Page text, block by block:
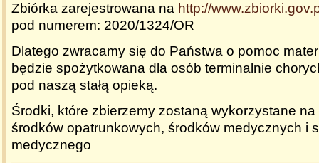
Zbiórka zarejestrowana na http://
pod numerem: 2020/1324/OR
Dlatego zwracamy się do Państwa o pomoc
będzie spożytkowana dla osób terminalnie
pod naszą stałą opieką.
Środki, które zbierzemy zostaną wykorzystane
środków opatrunkowych, środków medycznych i
medycznego